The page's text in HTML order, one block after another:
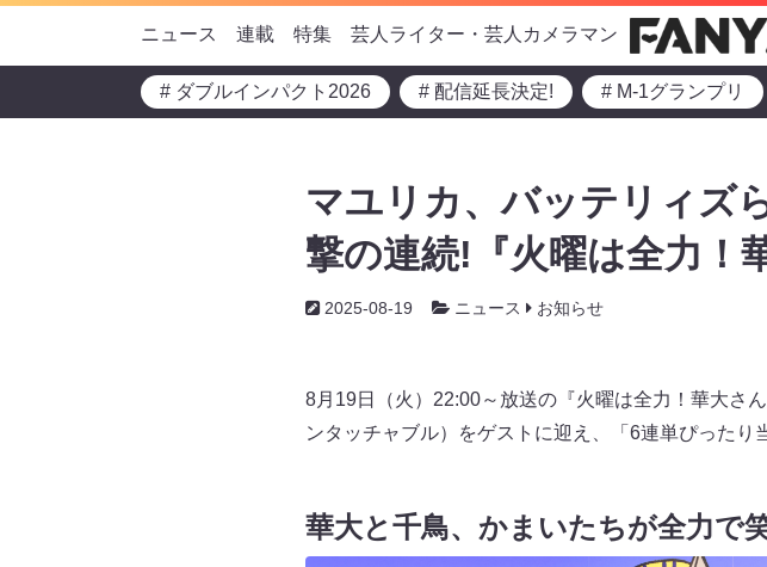
ニュース 連載 特集 芸人ライター・芸人カメラマン
# ダブルインパクト2026 # 配信延長決定! # M-1グランプリ
マユリカ、バッテリィズ
撃の連続!『火曜は全力！
2025-08-19 ニュース お知らせ
8月19日（火）22:00～放送の『火曜は全力！華大さ
ンタッチャブル）をゲストに迎え、「6連単ぴったり
華大と千鳥、かまいたちが全力で